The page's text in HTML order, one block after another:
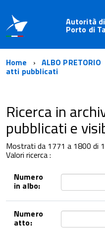
Autorità
Porto di
Home ALBO PRETORIO
atti pubblicati
Ricerca in
pubblicati e
Mostrati da 1771 a 1800 di
Valori ricerca :
Numero
in albo:
Numero
atto: